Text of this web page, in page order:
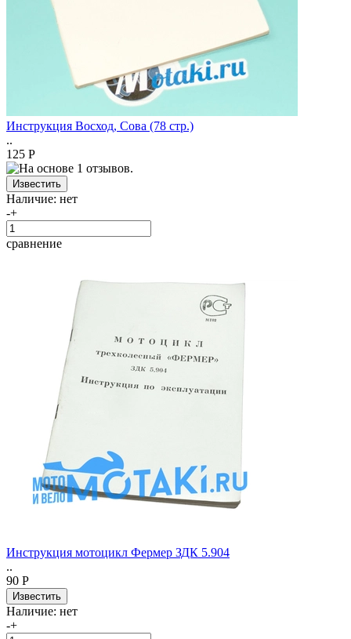
Инструкция Восход, Сова (78 стр.)
..
125 Р
Наличие: нет
-+
сравнение
Инструкция мотоцикл Фермер ЗДК 5.904
..
90 Р
Наличие: нет
-+